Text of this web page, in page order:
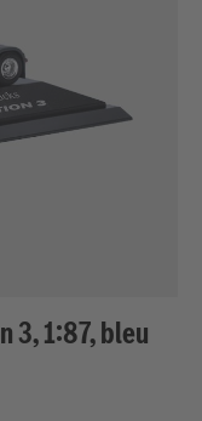
3, 1:87, bleu